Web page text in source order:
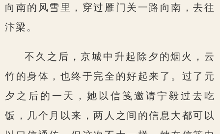
向南的风雪里，穿过雁门关一路向南，去往
汴梁。
不久之后，京城中升起除夕的烟火，云
竹的身体，也终于完全的好起来了。过了元
夕之后的一天，她以信笺邀请宁毅过去吃
饭，几个月以来，两人之间的信息大都可以